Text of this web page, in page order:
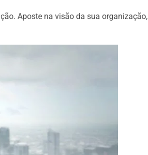
Aposte na visão da sua